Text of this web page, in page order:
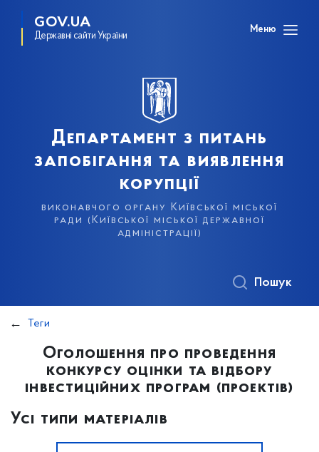
GOV.UA
Державні сайти України
Меню
Департамент з питань
запобігання та виявлення
корупції
виконавчого органу Київської міської
ради (Київської міської державної
адміністрації)
Пошук
Теги
Оголошення про проведення
конкурсу оцінки та відбору
інвестиційних програм (проектів)
Усі типи матеріалів